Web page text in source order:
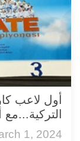
أول لاعب
1, 2024